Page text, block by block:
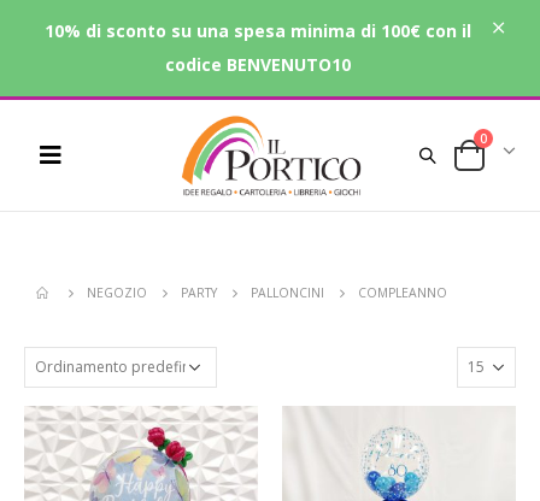
0
NEGOZIO PARTY PALLONCINI COMPLEANNO
10% di sconto su una spesa minima di 100€ con il
codice BENVENUTO10